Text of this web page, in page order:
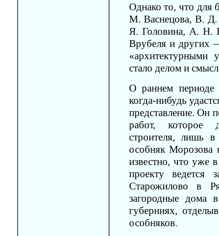
Однако то, что
М. Васнецова, В.
Я. Головина, А.
Врубеля и других
«архитектурными
стало делом и
О раннем периоде
когда-нибудь
представление. Он
работ, которое
строителя, лишь в
особняк
известно, что уже
проекту ведется
Старожилово в
загородные дома
губерниях,
особняков.